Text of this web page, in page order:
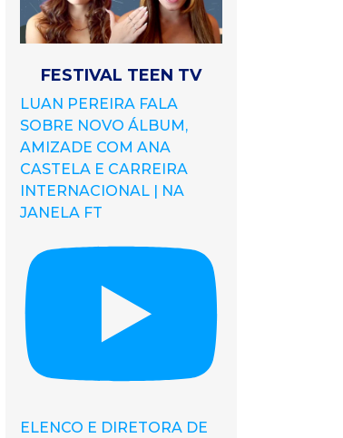
FESTIVAL TEEN TV
LUAN PEREIRA FALA
SOBRE NOVO ÁLBUM,
AMIZADE COM ANA
CASTELA E CARREIRA
INTERNACIONAL | NA
JANELA FT
ELENCO E DIRETORA DE